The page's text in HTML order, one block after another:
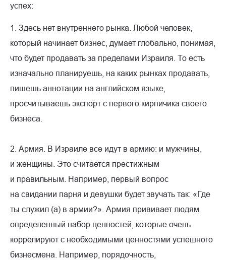
успех:
1. Здесь нет внутреннего рынка. Любой человек,
который начинает бизнес, думает глобально, понимая,
что будет продавать за пределами Израиля. То есть
изначально планируешь, на каких рынках продавать,
пишешь аннотации на английском языке,
просчитываешь экспорт с первого кирпичика своего
бизнеса.
2. Армия. В Израиле все идут в армию: и мужчины,
и женщины. Это считается престижным
и правильным. Например, первый вопрос
на свидании парня и девушки будет звучать так: «Где
ты служил (а) в армии?». Армия прививает людям
определенный набор ценностей, которые очень
коррелируют с необходимыми ценностями успешного
бизнесмена. Например, порядочность,